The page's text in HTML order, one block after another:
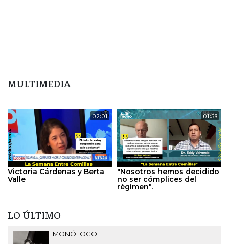
MULTIMEDIA
02:01
Victoria Cárdenas y Berta
Valle
01:58
"Nosotros hemos decidido
no ser cómplices del
régimen".
LO ÚLTIMO
MONÓLOGO